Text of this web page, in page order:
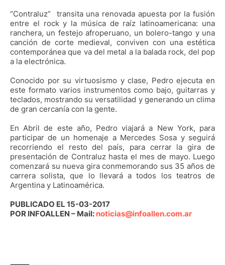
“Contraluz” transita una renovada apuesta por la fusión
entre el rock y la música de raíz latinoamericana: una
ranchera, un festejo afroperuano, un bolero-tango y una
canción de corte medieval, conviven con una estética
contemporánea que va del metal a la balada rock, del pop
a la electrónica.
Conocido por su virtuosismo y clase, Pedro ejecuta en
este formato varios instrumentos como bajo, guitarras y
teclados, mostrando su versatilidad y generando un clima
de gran cercanía con la gente.
En Abril de este año, Pedro viajará a New York, para
participar de un homenaje a Mercedes Sosa y seguirá
recorriendo el resto del país, para cerrar la gira de
presentación de Contraluz hasta el mes de mayo. Luego
comenzará su nueva gira conmemorando sus 35 años de
carrera solista, que lo llevará a todos los teatros de
Argentina y Latinoamérica.
PUBLICADO EL 15-03-2017
POR INFOALLEN – Mail: noticias@infoallen.com.ar